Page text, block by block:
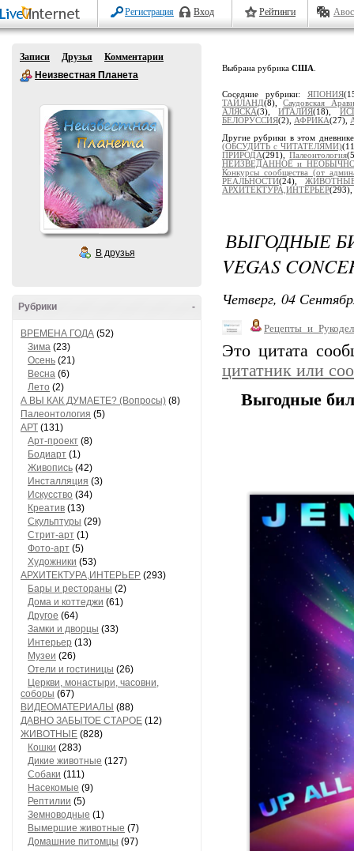
Регистрация Вход Рейтинги
Записи Друзья
Комментарии
Неизвестная Планета
В друзья
-
Рубрики
ВРЕМЕНА ГОДА (52)
Зима (23)
Осень (21)
Весна (6)
Лето (2)
А ВЫ КАК ДУМАЕТЕ? (Вопросы) (8)
Палеонтология (5)
АРТ (131)
Арт-проект (8)
Бодиарт (1)
Живопись (42)
Инсталляция (3)
Искусство (34)
Креатив (13)
Скульптуры (29)
Стрит-арт (1)
Фото-арт (5)
Художники (53)
АРХИТЕКТУРА,ИНТЕРЬЕР (293)
Бары и рестораны (2)
Дома и коттеджи (61)
Другое (64)
Замки и дворцы (33)
Интерьер (13)
Музеи (26)
Отели и гостиницы (26)
Церкви, монастыри, часовни,
соборы (67)
ВИДЕОМАТЕРИАЛЫ (88)
ДАВНО ЗАБЫТОЕ СТАРОЕ (12)
ЖИВОТНЫЕ (828)
Кошки (283)
Дикие животные (127)
Собаки (111)
Насекомые (9)
Рептилии (5)
Земноводные (1)
Вымершие животные (7)
Домашние питомцы (97)
Выбрана рубрика США
Соседние рубрики: ЯПОНИЯ
ТАЙЛАНД(8),Саудовская
АЛЯСКА(3),ИТАЛИЯ(18),
БЕЛОРУССИЯ(2), АФРИКА(27),
Другие рубрики в этом
(ОБСУДИТЬ с ЧИТАТЕЛЯМИ)
ПРИРОДА(291),Палеонтология
НЕИЗВЕДАННОЕ и
Конкурсы сообщества (от
РЕАЛЬНОСТИ(24),
АРХИТЕКТУРА,ИНТЕРЬЕР(293),
ВЫГОДНЫЕ
VEGAS
Четверг, 04
Это цитата
цитатник или
Выгодные